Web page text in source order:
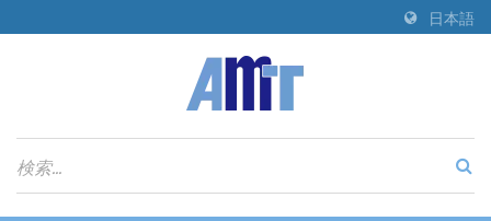
日本語